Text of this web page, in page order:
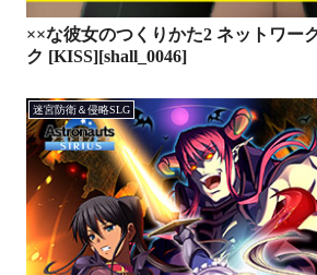
××な彼女のつくりかた2 ネットワー
ク [KISS][shall_0046]
迷宮防衛＆侵略SLG